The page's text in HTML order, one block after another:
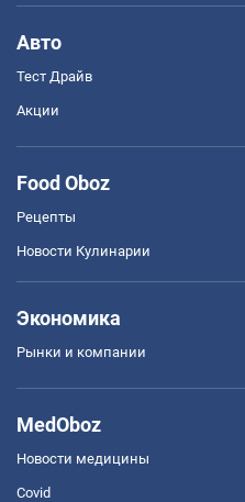
Авто
Тест Драйв
Акции
Food Oboz
Рецепты
Новости Кулинарии
Экономика
Рынки и компании
MedOboz
Новости медицины
Covid